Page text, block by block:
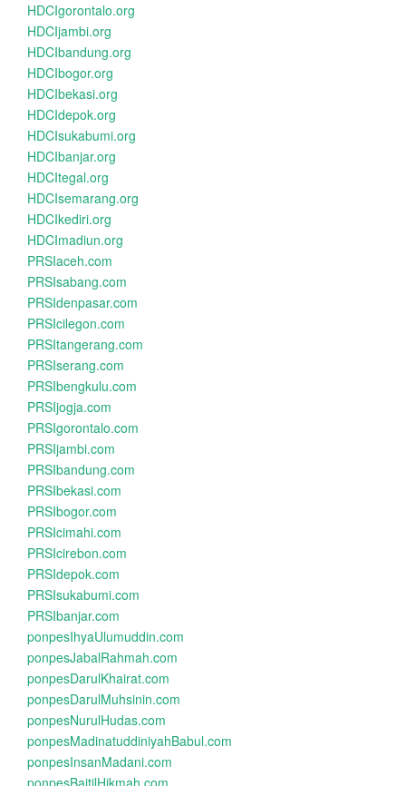
HDCIgorontalo.org
HDCIjambi.org
HDCIbandung.org
HDCIbogor.org
HDCIbekasi.org
HDCIdepok.org
HDCIsukabumi.org
HDCIbanjar.org
HDCItegal.org
HDCIsemarang.org
HDCIkediri.org
HDCImadiun.org
PRSIaceh.com
PRSIsabang.com
PRSIdenpasar.com
PRSIcilegon.com
PRSItangerang.com
PRSIserang.com
PRSIbengkulu.com
PRSIjogja.com
PRSIgorontalo.com
PRSIjambi.com
PRSIbandung.com
PRSIbekasi.com
PRSIbogor.com
PRSIcimahi.com
PRSIcirebon.com
PRSIdepok.com
PRSIsukabumi.com
PRSIbanjar.com
ponpesIhyaUlumuddin.com
ponpesJabalRahmah.com
ponpesDarulKhairat.com
ponpesDarulMuhsinin.com
ponpesNurulHudas.com
ponpesMadinatuddiniyahBabul.com
ponpesInsanMadani.com
ponpesBaitilHikmah.com